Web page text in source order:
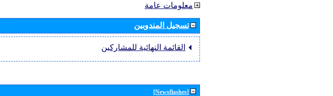
معلومات عامة
تسجيل المندوبين
القائمة النهائية للمشاركين
[Newsflashes]